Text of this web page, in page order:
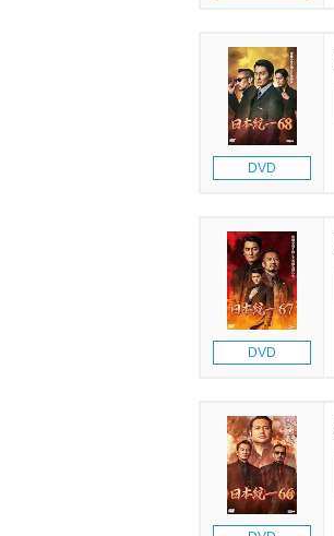
DVD
DVD